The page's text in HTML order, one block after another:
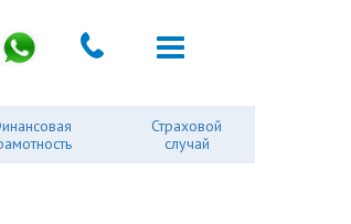
Страховой
случай